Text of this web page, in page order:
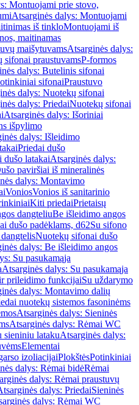
Montuojami prie stovo,
Atsarginės dalys: Montuojami
iš tinkloMontuojami iš
maitinamas
maišytuvamsAtsarginės dalys:
sifonai praustuvamsP-formos
dalys: Butelinis sifonai
sifonaiPraustuvo
dalys: Nuotekų sifonai
dalys: PriedaiNuotekų sifonai
Atsarginės dalys: Išoriniai
išpylimo
dalys: Išleidimo
Priedai dušo
dušo latakaiAtsarginės dalys:
paviršiai iš mineralinės
dalys: Montavimo
VoniosVonios iš sanitarinio
Kiti priedaiPrietaisų
dangteliuBe išleidimo angos
dušo padėklams, d62Su sifono
Nuotekų sifonai dušo
dalys: Be išleidimo angos
Su pasukamąja
Atsarginės dalys: Su pasukamąja
prileidimo funkcijaiSu uždarymo
dalys: Montavimo dalių
nuotekų sistemos fasoninėms
Atsarginės dalys: Sieninės
Atsarginės dalys: Rėmai WC
sieniniu latakuAtsarginės dalys:
Elementai
izoliacijaiPlokštėsPotinkiniai
dalys: Rėmai bidėRėmai
dalys: Rėmai praustuvų
dalys: PriedaiSieninės
dalys: Rėmai WC